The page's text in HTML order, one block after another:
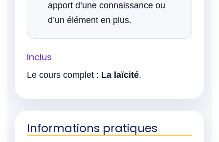
apport d’une connaissance ou
d’un élément en plus.
Inclus
Le cours complet : La laïcité.
Informations pratiques